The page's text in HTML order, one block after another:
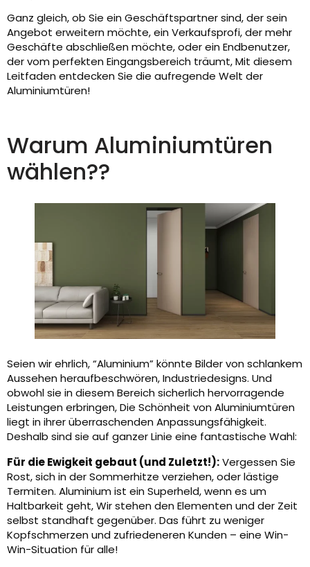
Ganz gleich, ob Sie ein Geschäftspartner sind, der sein
Angebot erweitern möchte, ein Verkaufsprofi, der mehr
Geschäfte abschließen möchte, oder ein Endbenutzer,
der vom perfekten Eingangsbereich träumt, Mit diesem
Leitfaden entdecken Sie die aufregende Welt der
Aluminiumtüren!
Warum Aluminiumtüren
wählen??
Seien wir ehrlich, “Aluminium” könnte Bilder von schlankem
Aussehen heraufbeschwören, Industriedesigns. Und
obwohl sie in diesem Bereich sicherlich hervorragende
Leistungen erbringen, Die Schönheit von Aluminiumtüren
liegt in ihrer überraschenden Anpassungsfähigkeit.
Deshalb sind sie auf ganzer Linie eine fantastische Wahl:
Für die Ewigkeit gebaut (und Zuletzt!):Vergessen Sie
Rost, sich in der Sommerhitze verziehen, oder lästige
Termiten. Aluminium ist ein Superheld, wenn es um
Haltbarkeit geht, Wir stehen den Elementen und der Zeit
selbst standhaft gegenüber. Das führt zu weniger
Kopfschmerzen und zufriedeneren Kunden – eine Win-
Win-Situation für alle!